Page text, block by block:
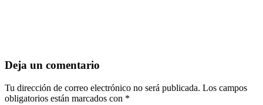
Deja un comentario
Tu dirección de correo electrónico no será publicada. Los campos
obligatorios están marcados con *